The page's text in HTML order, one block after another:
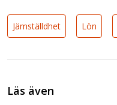
Jämställdhet Lön
Läs även